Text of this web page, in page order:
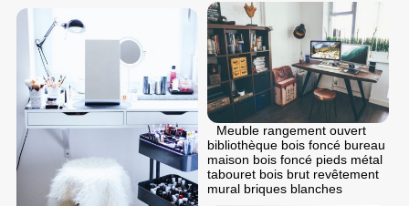
Meuble rangement ouvert
bibliothèque bois foncé bureau
maison bois foncé pieds métal
tabouret bois brut revêtement
mural briques blanches